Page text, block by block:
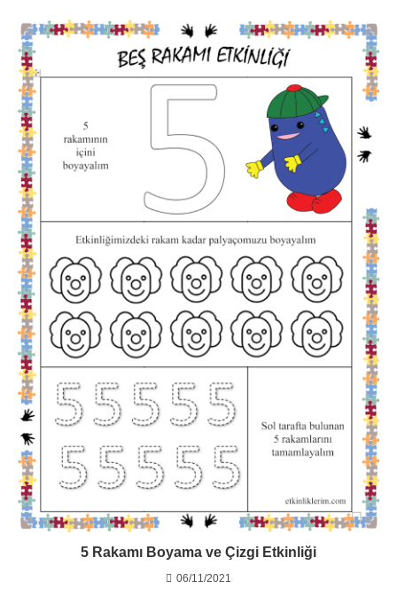
5 Rakamı Boyama ve Çizgi Etkinliği
06/11/2021